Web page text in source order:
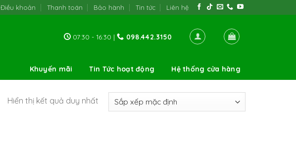
Điều khoản Thanh toán Bảo hành Tin tức Liên hệ
07:30 - 16:30 | 098.442.3150
Khuyến mãi Tin Tức hoạt động Hệ thống cửa hàng
Hiển thị kết quả duy nhất